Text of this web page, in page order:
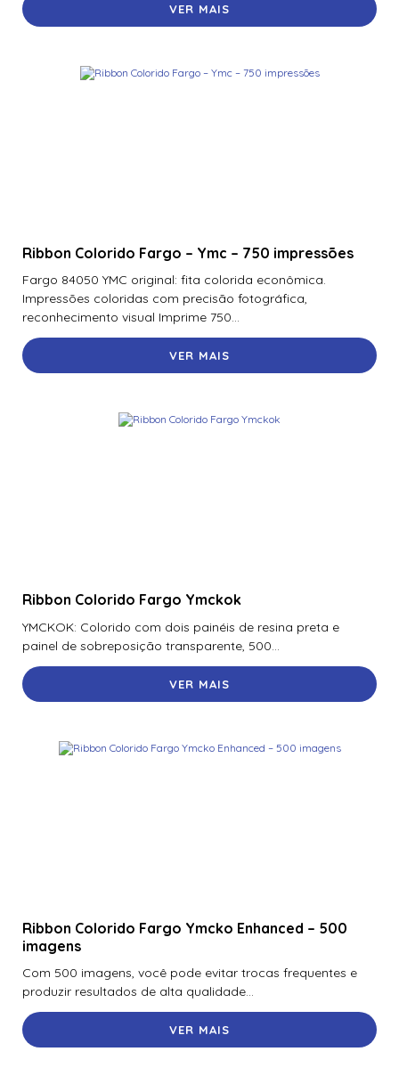
VER MAIS
Ribbon Colorido Fargo – Ymc – 750 impressões
Fargo 84050 YMC original: fita colorida econômica.
Impressões coloridas com precisão fotográfica,
reconhecimento visual Imprime 750...
VER MAIS
Ribbon Colorido Fargo Ymckok
YMCKOK: Colorido com dois painéis de resina preta e
painel de sobreposição transparente, 500...
VER MAIS
Ribbon Colorido Fargo Ymcko Enhanced – 500
imagens
Com 500 imagens, você pode evitar trocas frequentes e
produzir resultados de alta qualidade...
VER MAIS